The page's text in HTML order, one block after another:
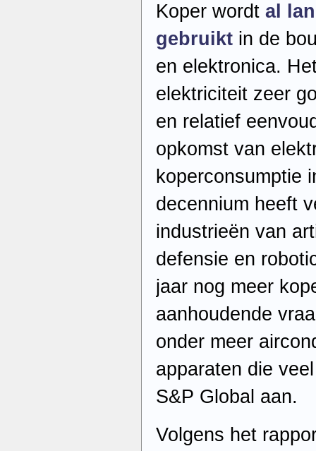
Koper wordt al
gebruikt in de
en elektronica.
elektriciteit zeer
en relatief
opkomst van
koperconsumptie
decennium heeft
industrieën van
defensie en
jaar nog meer
aanhoudende
onder meer
apparaten die
S&P Global aan.
Volgens het